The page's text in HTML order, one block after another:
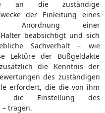
an die zuständige
der Einleitung eines
Anordnung einer
beabsichtigt und sich
Sachverhalt – wie
Lektüre der Bußgeldakte
die Kenntnis der
des zuständigen
erfordert, die die von ihm
– die Einstellung des
tragen.